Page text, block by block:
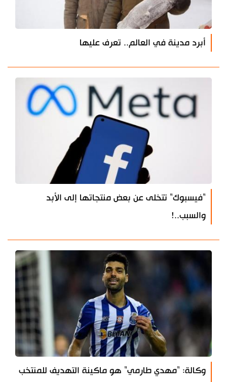
أبرد مدينة في العالم.. تعرف عليها
"فيسبوك" تتخلى عن بعض منتجاتها إلى الأبد
والسبب..!
وكالة: "مهدي طارمي" هو ماكينة التهديف للمنتخب